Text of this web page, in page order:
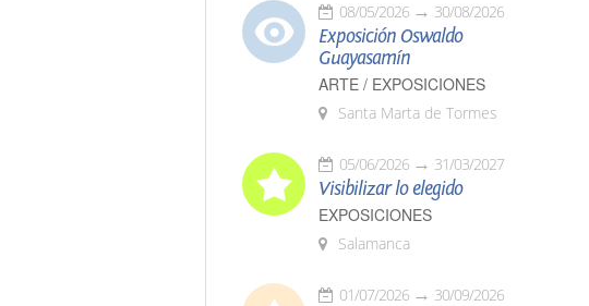
08/05/2026 30/08/2026
Exposición Oswaldo
Guayasamín
ARTE / EXPOSICIONES
Santa Marta de Tormes
05/06/2026 31/03/2027
Visibilizar lo elegido
EXPOSICIONES
Salamanca
01/07/2026 30/09/2026